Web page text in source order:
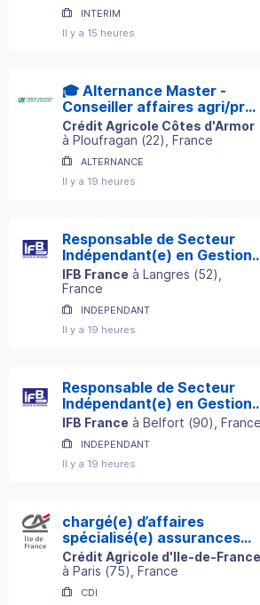
INTERIM
Il y a 15 heures
🎓 Alternance Master -
Conseiller affaires agri/pro
H/F
Crédit Agricole Côtes d'Armor
à Ploufragan (22) , France
ALTERNANCE
Il y a 19 heures
Responsable de Secteur
Indépendant(e) en Gestion
de Patrimoine
IFB France à Langres (52)
France
INDEPENDANT
Il y a 19 heures
Responsable de Secteur
Indépendant(e) en Gestion
de Patrimoine
IFB France à Belfort (90) , France
INDEPENDANT
Il y a 19 heures
chargé(e) d’affaires
spécialisé(e) assurances
professionnelles h/f
Crédit Agricole d'Ile-de-France
à Paris (75) , France
CDI